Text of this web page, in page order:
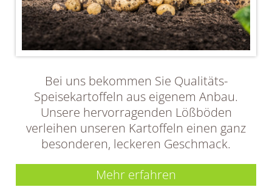
Bei uns bekommen Sie Qualitäts-
Speisekartoffeln aus eigenem Anbau.
Unsere hervorragenden Lößböden
verleihen unseren Kartoffeln einen ganz
besonderen, leckeren Geschmack.
Mehr erfahren